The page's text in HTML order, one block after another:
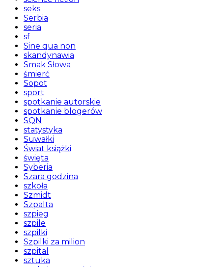
seks
Serbia
seria
sf
Sine qua non
skandynawia
Smak Słowa
śmierć
Sopot
sport
spotkanie autorskie
spotkanie blogerów
SQN
statystyka
Suwałki
Świat książki
święta
Syberia
Szara godzina
szkoła
Szmidt
Szpalta
szpieg
szpile
szpilki
Szpilki za milion
szpital
sztuka